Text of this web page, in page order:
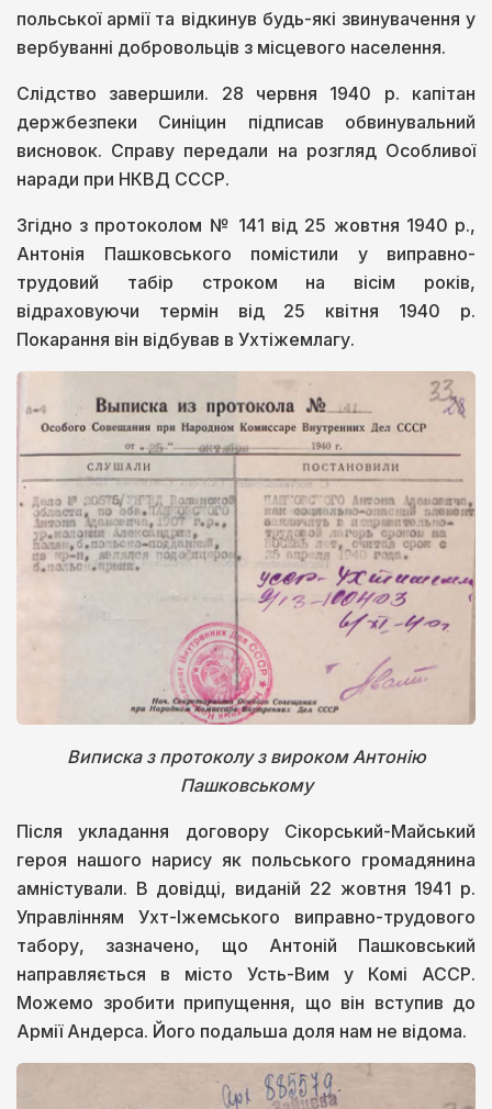
польської армії та відкинув будь-які звинувачення у
вербуванні добровольців з місцевого населення.
Слідство завершили. 28 червня 1940 р. капітан
держбезпеки Синіцин підписав обвинувальний
висновок. Справу передали на розгляд Особливої
наради при НКВД СССР.
Згідно з протоколом № 141 від 25 жовтня 1940 р.,
Антонія Пашковського помістили у виправно-
трудовий табір строком на вісім років,
відраховуючи термін від 25 квітня 1940 р.
Покарання він відбував в Ухтіжемлагу.
Виписка з протоколу з вироком Антонію
Пашковському
Після укладання договору Сікорський-Майський
героя нашого нарису як польського громадянина
амністували. В довідці, виданій 22 жовтня 1941 р.
Управлінням Ухт-Іжемського виправно-трудового
табору, зазначено, що Антоній Пашковський
направляється в місто Усть-Вим у Комі АССР.
Можемо зробити припущення, що він вступив до
Армії Андерса. Його подальша доля нам не відома.